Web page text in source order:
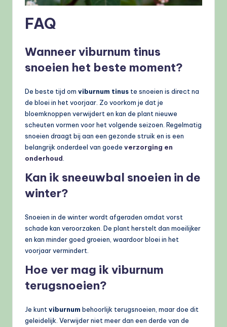
FAQ
Wanneer viburnum tinus
snoeien het beste moment?
De beste tijd om viburnum tinus te snoeien is direct na
de bloei in het voorjaar. Zo voorkom je dat je
bloemknoppen verwijdert en kan de plant nieuwe
scheuten vormen voor het volgende seizoen. Regelmatig
snoeien draagt bij aan een gezonde struik en is een
belangrijk onderdeel van goede verzorging en
onderhoud.
Kan ik sneeuwbal snoeien in de
winter?
Snoeien in de winter wordt afgeraden omdat vorst
schade kan veroorzaken. De plant herstelt dan moeilijker
en kan minder goed groeien, waardoor bloei in het
voorjaar vermindert.
Hoe ver mag ik viburnum
terugsnoeien?
Je kuntviburnum behoorlijk terugsnoeien, maar doe dit
geleidelijk. Verwijder niet meer dan een derde van de